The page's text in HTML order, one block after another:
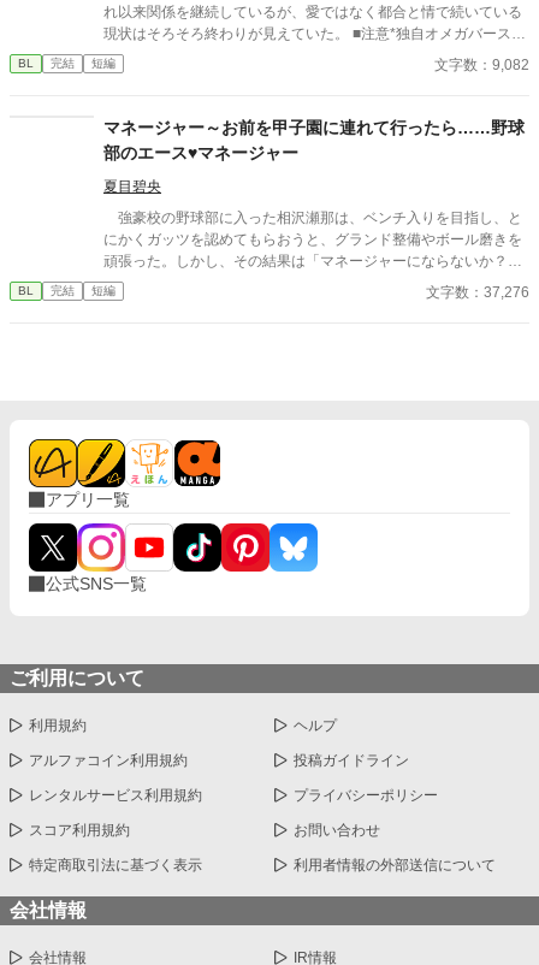
れ以来関係を継続しているが、愛ではなく都合と情で続いている
現状はそろそろ終わりが見えていた。 ■注意*独自オメガバース設
定。■『それは愛か本能か』と同じ世界設定です。関係は一切な
し。
BL 完結 短編 文字数：9,082
マネージャー～お前を甲子園に連れて行ったら……野球
部のエース♥マネージャー
夏目碧央
強豪校の野球部に入った相沢瀬那は、ベンチ入りを目指し、と
にかくガッツを認めてもらおうと、グランド整備やボール磨きを
頑張った。しかし、その結果は「マネージャーにならないか？」
という監督からの言葉。瀬那は葛藤の末、マネージャーに転身す
る。 一方、才能溢れるピッチャーの戸田遼悠。瀬那は遼悠の才
BL 完結 短編 文字数：37,276
アプリ一覧
公式SNS一覧
ご利用について
利用規約 ヘルプ
アルファコイン利用規約 投稿ガイドライン
レンタルサービス利用規約 プライバシーポリシー
スコア利用規約 お問い合わせ
特定商取引法に基づく表示 利用者情報の外部送信について
会社情報
会社情報 IR情報